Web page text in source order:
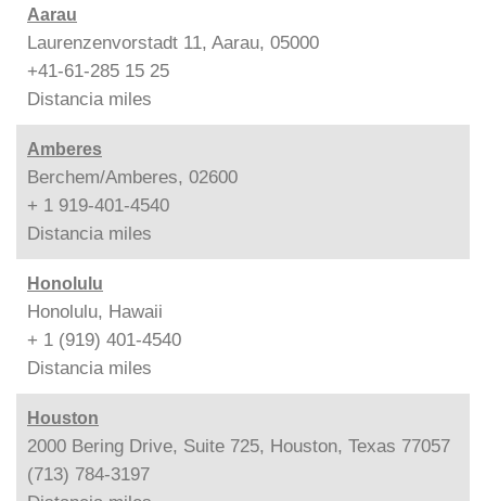
Aarau
Laurenzenvorstadt 11, Aarau, 05000
+41-61-285 15 25
Distancia miles
Amberes
Berchem/Amberes, 02600
+ 1 919-401-4540
Distancia miles
Honolulu
Honolulu, Hawaii
+ 1 (919) 401-4540
Distancia miles
Houston
2000 Bering Drive, Suite 725, Houston, Texas 77057
(713) 784-3197